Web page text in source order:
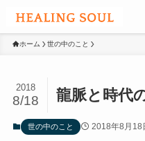
ホーム 世の中のこと
龍脈と時代
2018
8/18
世の中のこと 2018年8月18